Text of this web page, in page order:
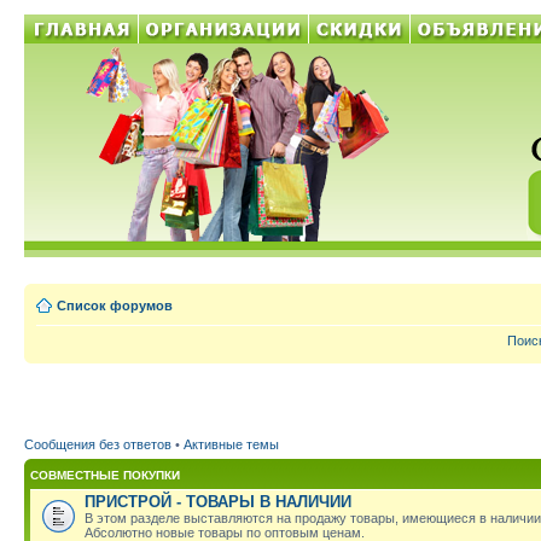
Список форумов
Сообщения без ответов • Активные темы
СОВМЕСТНЫЕ ПОКУПКИ
ПРИСТРОЙ - ТОВАРЫ В НАЛИЧИИ
В этом разделе выставляются на продажу товары, имеющиеся в
Абсолютно новые товары по оптовым ценам.